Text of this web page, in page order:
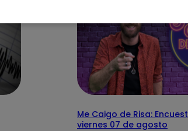
Me Caigo de Risa:
viernes 07 de agosto